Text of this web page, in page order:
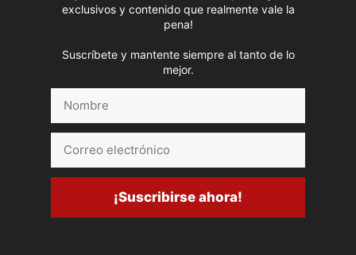
exclusivos y contenido que realmente vale la
pena!
Suscríbete y mantente siempre al tanto de lo
mejor.
electrónico
¡Suscribirse ahora!